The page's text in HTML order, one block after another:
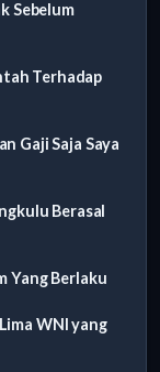
Sebelum
Terhadap
Gaji Saja Saya
Berasal
Yang Berlaku
WNI yang